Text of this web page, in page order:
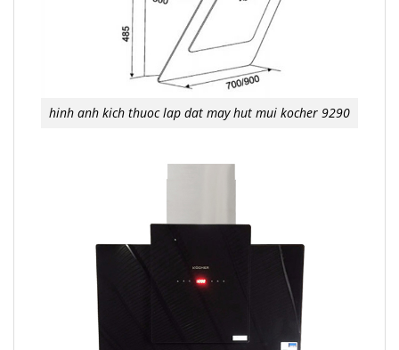
hinh anh kich thuoc lap dat may hut mui kocher 9290